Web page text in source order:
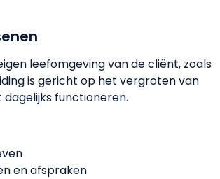
leefomgeving van de cliënt, zoals
is gericht op het vergroten van
functioneren.
en afspraken